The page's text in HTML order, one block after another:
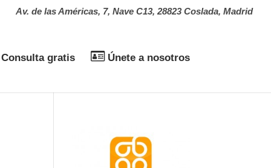
Av. de las Américas, 7, Nave C13, 28823 Coslada, Madrid
Consulta gratis Únete a nosotros